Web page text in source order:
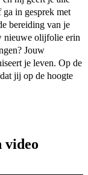
in gesprek met
bereiding van je
nieuwe olijfolie erin
Jouw
je leven. Op de
jij op de hoogte
video